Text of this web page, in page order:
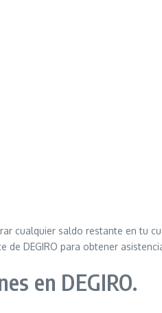
cualquier saldo restante en tu
DEGIRO para obtener
en DEGIRO.